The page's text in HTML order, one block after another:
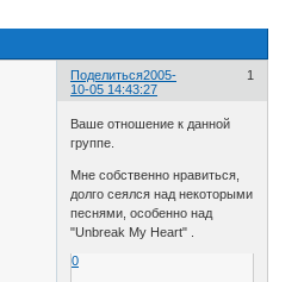
Поделиться 1
2005-
10-05 14:43:27
Ваше отношение к данной
группе.
Мне собственно нравиться,
долго сеялся над некоторыми
песнями, особенно над
"Unbreak My Heart" .
0